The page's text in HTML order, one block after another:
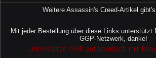
Weitere Assassin's Creed-Artikel
Mit jeder Bestellung über diese Links unterstützt
GGP-Netzwerk, danke!
Unterstütze GGP automatisch mit